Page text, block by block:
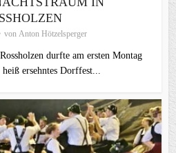
von Anton Hötzelsperger
durfte am ersten Montag
ersehntes Dorffest...